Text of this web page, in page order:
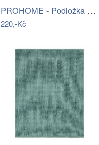
PROHOME - Podložka koupelnová různé…
220,-Kč